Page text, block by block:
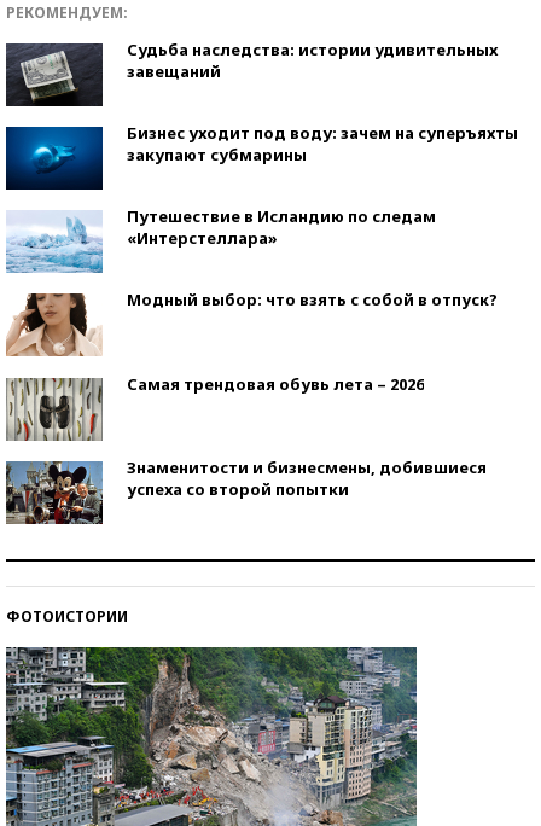
РЕКОМЕНДУЕМ:
Судьба наследства: истории удивительных
завещаний
Бизнес уходит под воду: зачем на суперъяхты
закупают субмарины
Путешествие в Исландию по следам
«Интерстеллара»
Модный выбор: что взять с собой в отпуск?
Самая трендовая обувь лета – 2026
Знаменитости и бизнесмены, добившиеся
успеха со второй попытки
ФОТОИСТОРИИ